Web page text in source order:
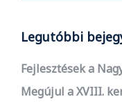
Legutóbbi
Fejlesztések a
Megújul a XVIII.